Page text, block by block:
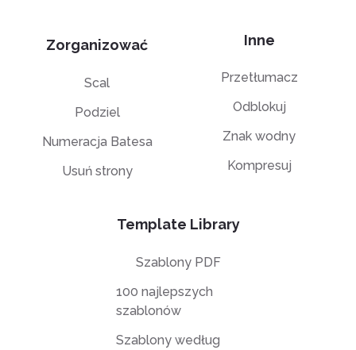
Zorganizować
Scal
Podziel
Numeracja Batesa
Usuń strony
Inne
Przetłumacz
Odblokuj
Znak wodny
Kompresuj
Template Library
Szablony PDF
100 najlepszych
szablonów
Szablony według